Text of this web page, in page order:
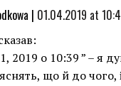
| 01.04.2019 at
2019 о 10:39 ” – я
що й до чого,